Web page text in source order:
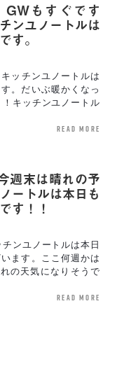
もすぐです
ンユノートルは
す。
ッチンユノートルは
。だいぶ暖かくなっ
キッチンユノートル
read more
週末は晴れの予
ートルは本日も
す！！
ンユノートルは本日
ます。ここ何週かは
の天気になりそうで
read more